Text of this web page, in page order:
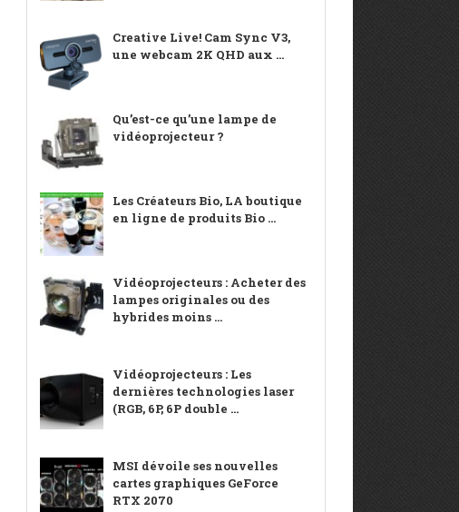
Creative Live! Cam Sync V3,
une webcam 2K QHD aux ...
Qu’est-ce qu’une lampe de
vidéoprojecteur ?
Les Créateurs Bio, LA boutique
en ligne de produits Bio ...
Vidéoprojecteurs : Acheter des
lampes originales ou des
hybrides moins ...
Vidéoprojecteurs : Les
dernières technologies laser
(RGB, 6P, 6P double ...
MSI dévoile ses nouvelles
cartes graphiques GeForce
RTX 2070